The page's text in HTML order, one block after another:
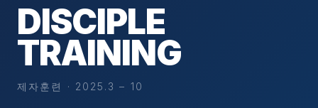
DISCIPLE
TRAINING
제자훈련 · 2025.3 – 10